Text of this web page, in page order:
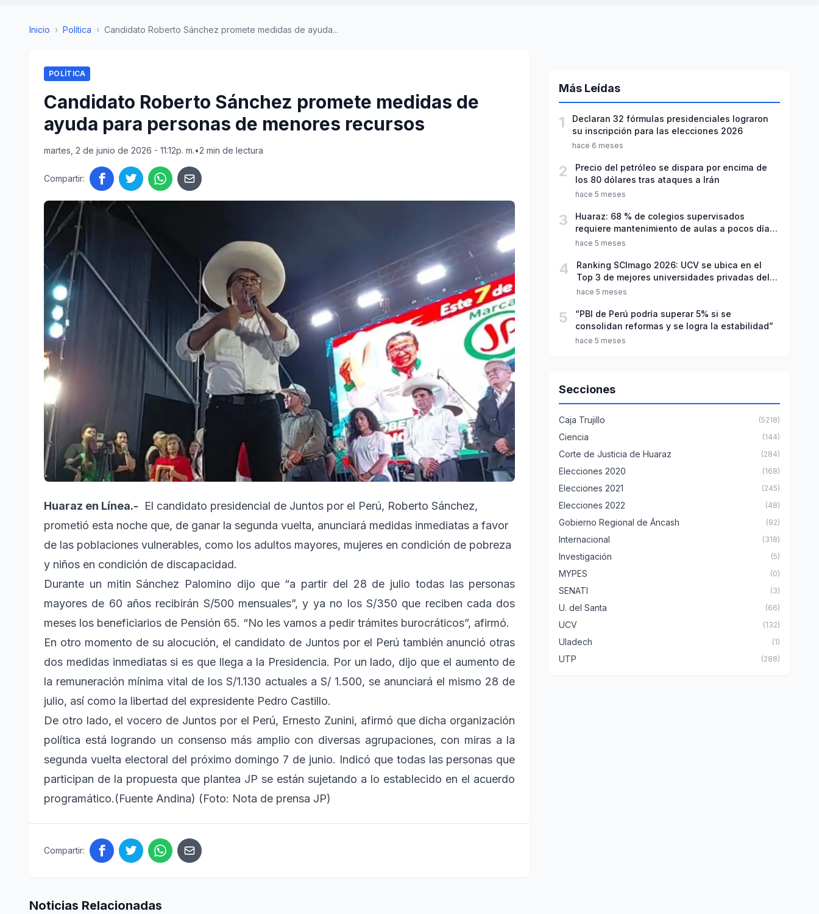
Inicio › Política › Candidato Roberto Sánchez promete medidas de ayuda...
POLÍTICA
Candidato Roberto Sánchez promete medidas de
ayuda para personas de menores recursos
martes, 2 de junio de 2026 - 11:12p. m.•2 min de lectura
Compartir:
Huaraz en Línea.- El candidato presidencial de Juntos por el Perú, Roberto Sánchez,
prometió esta noche que, de ganar la segunda vuelta, anunciará medidas inmediatas a favor
de las poblaciones vulnerables, como los adultos mayores, mujeres en condición de pobreza
y niños en condición de discapacidad.
Durante un mitin Sánchez Palomino dijo que “a partir del 28 de julio todas las personas
mayores de 60 años recibirán S/500 mensuales”, y ya no los S/350 que reciben cada dos
meses los beneficiarios de Pensión 65. “No les vamos a pedir trámites burocráticos”, afirmó.
En otro momento de su alocución, el candidato de Juntos por el Perú también anunció otras
dos medidas inmediatas si es que llega a la Presidencia. Por un lado, dijo que el aumento de
la remuneración mínima vital de los S/1.130 actuales a S/ 1.500, se anunciará el mismo 28 de
julio, así como la libertad del expresidente Pedro Castillo.
De otro lado, el vocero de Juntos por el Perú, Ernesto Zunini, afirmó que dicha organización
política está logrando un consenso más amplio con diversas agrupaciones, con miras a la
segunda vuelta electoral del próximo domingo 7 de junio. Indicó que todas las personas que
participan de la propuesta que plantea JP se están sujetando a lo establecido en el acuerdo
programático.(Fuente Andina) (Foto: Nota de prensa JP)
Compartir:
Noticias Relacionadas
Más Leídas
1
Declaran 32 fórmulas presidenciales lograron
su inscripción para las elecciones 2026
hace 6 meses
2
Precio del petróleo se dispara por encima de
los 80 dólares tras ataques a Irán
hace 5 meses
3
Huaraz: 68 % de colegios supervisados
requiere mantenimiento de aulas a pocos días
de inicio del año escolar 2026
hace 5 meses
4
Ranking SCImago 2026: UCV se ubica en el
Top 3 de mejores universidades privadas del
Perú
hace 5 meses
5
“PBI de Perú podría superar 5% si se
consolidan reformas y se logra la estabilidad”
hace 5 meses
Secciones
Caja Trujillo (5218)
Ciencia (144)
Corte de Justicia de Huaraz (284)
Elecciones 2020 (168)
Elecciones 2021 (245)
Elecciones 2022 (48)
Gobierno Regional de Áncash (92)
Internacional (318)
Investigación (5)
MYPES (0)
SENATI (3)
U. del Santa (66)
UCV (132)
Uladech (1)
UTP (288)